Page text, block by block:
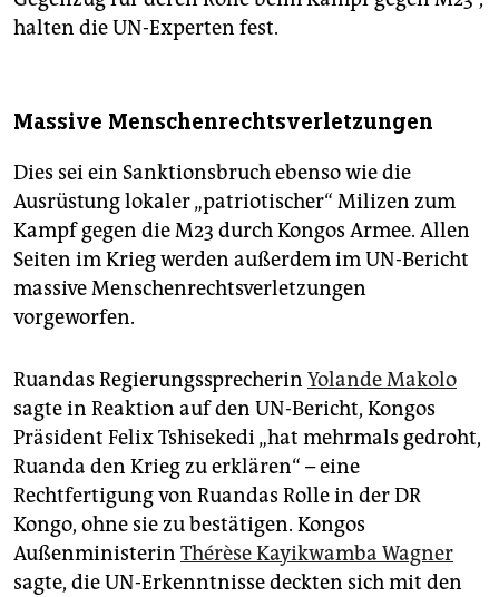
halten die UN-Experten fest.
Massive Menschenrechtsverletzungen
Dies sei ein Sanktionsbruch ebenso wie die
Ausrüstung lokaler „patriotischer“ Milizen zum
Kampf gegen die M23 durch Kongos Armee. Allen
Seiten im Krieg werden außerdem im UN-Bericht
massive Menschenrechtsverletzungen
vorgeworfen.
Ruandas Regierungssprecherin Yolande Makolo
sagte in Reaktion auf den UN-Bericht, Kongos
Präsident Felix Tshisekedi „hat mehrmals gedroht,
Ruanda den Krieg zu erklären“ – eine
Rechtfertigung von Ruandas Rolle in der DR
Kongo, ohne sie zu bestätigen. Kongos
Außenministerin Thérèse Kayikwamba Wagner
sagte, die UN-Erkenntnisse deckten sich mit den